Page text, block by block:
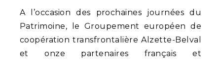
A l’occasion des prochaines journées du
Patrimoine, le Groupement européen de
coopération transfrontalière Alzette-Belval
et onze partenaires français et